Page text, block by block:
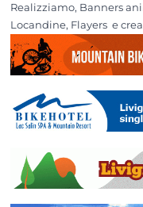
Realizziamo, Banners
Locandine, Flayers e